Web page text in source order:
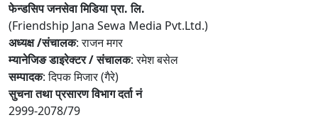
फेन्डसिप जनसेवा मिडिया प्रा. लि.
(Friendship Jana Sewa Media Pvt.Ltd.)
अध्यक्ष /संचालक: राजन मगर
म्यानेजिङ डाइरेक्टर / संचालक: रमेश बसेल
सम्पादक: दिपक मिजार (गैरे)
सुचना तथा प्रसारण विभाग दर्ता नं
2999-2078/79